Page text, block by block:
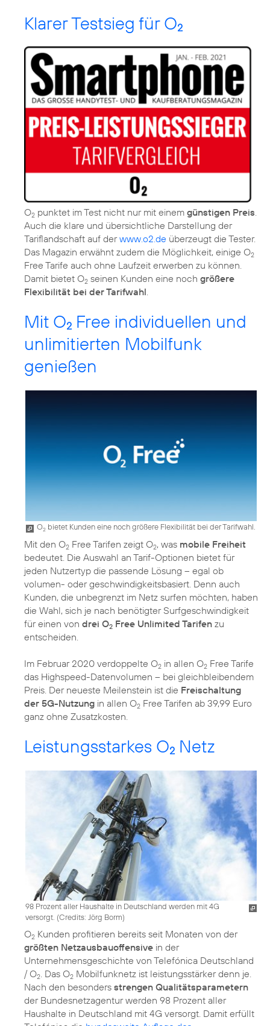
Klarer Testsieg für O2
O2 punktet im Test nicht nur mit einem günstigen Preis.
Auch die klare und übersichtliche Darstellung der
Tariflandschaft auf derwww.o2.de überzeugt die Tester.
Das Magazin erwähnt zudem die Möglichkeit, einige O2
Free Tarife auch ohne Laufzeit erwerben zu können.
Damit bietet O2 seinen Kunden eine noch größere
Flexibilität bei der Tarifwahl
Mit O2 Free individuellen und
unlimitierten Mobilfunk
genießen
O2 bietet Kunden eine noch größere Flexibilität bei der Tarifwahl.
Mit den O2 Free Tarifen zeigt O2, was mobile Freiheit
bedeutet. Die Auswahl an Tarif-Optionen bietet für
jeden Nutzertyp die passende Lösung – egal ob
volumen- oder geschwindigkeitsbasiert. Denn auch
Kunden, die unbegrenzt im Netz surfen möchten, haben
die Wahl, sich je nach benötigter Surfgeschwindigkeit
für einen von drei O2 Free Unlimited Tarifen zu
entscheiden.
Im Februar 2020 verdoppelte O2 in allen O2 Free Tarife
das Highspeed-Datenvolumen – bei gleichbleibendem
Preis. Der neueste Meilenstein ist die Freischaltung
der 5G-Nutzung in allen O2 Free Tarifen ab 39,99 Euro
ganz ohne Zusatzkosten.
Leistungsstarkes O2 Netz
98 Prozent aller Haushalte in Deutschland werden mit 4G
versorgt. (Credits: Jörg Borm)
O2 Kunden profitieren bereits seit Monaten von der
größten Netzausbauoffensive in der
Unternehmensgeschichte von Telefónica Deutschland
/ O2. Das O2 Mobilfunknetz ist leistungsstärker denn je.
Nach den besonders strengen Qualitätsparametern
der Bundesnetzagentur werden 98 Prozent aller
Haushalte in Deutschland mit 4G versorgt. Damit erfüllt